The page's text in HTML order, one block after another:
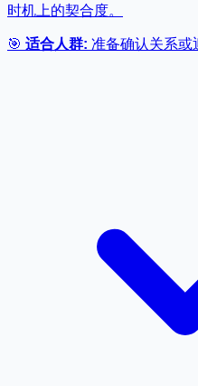
时机上的契合度。
🎯 适合人群: 准备确认关系或